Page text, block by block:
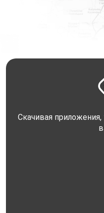
Скачивая